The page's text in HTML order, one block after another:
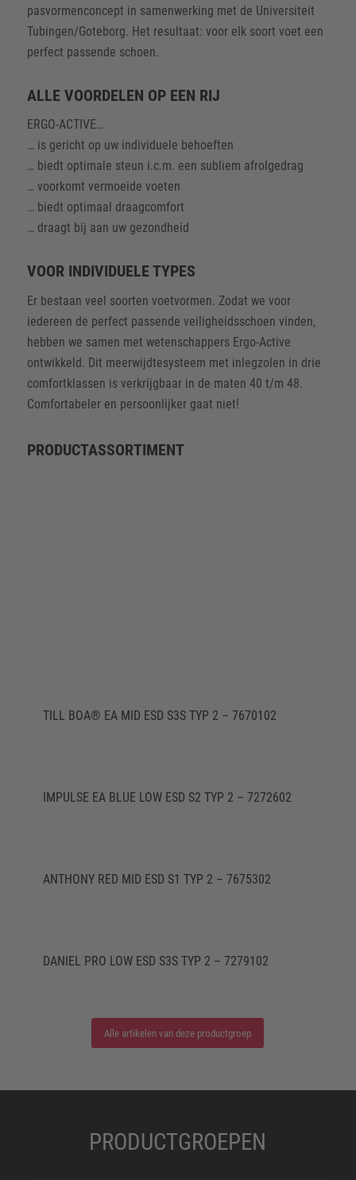
pasvormenconcept in samenwerking met de Universiteit
Tubingen/Goteborg. Het resultaat: voor elk soort voet een
perfect passende schoen.
ALLE VOORDELEN OP EEN RIJ
ERGO-ACTIVE…
… is gericht op uw individuele behoeften
… biedt optimale steun i.c.m. een subliem afrolgedrag
… voorkomt vermoeide voeten
… biedt optimaal draagcomfort
… draagt bij aan uw gezondheid
VOOR INDIVIDUELE TYPES
Er bestaan veel soorten voetvormen. Zodat we voor
iedereen de perfect passende veiligheidsschoen vinden,
hebben we samen met wetenschappers Ergo-Active
ontwikkeld. Dit meerwijdtesysteem met inlegzolen in drie
comfortklassen is verkrijgbaar in de maten 40 t/m 48.
Comfortabeler en persoonlijker gaat niet!
PRODUCT­ASSORTIMENT
TILL BOA® EA MID ESD S3S TYP 2 – 7670102
IMPULSE EA BLUE LOW ESD S2 TYP 2 – 7272602
ANTHONY RED MID ESD S1 TYP 2 – 7675302
DANIEL PRO LOW ESD S3S TYP 2 – 7279102
Alle artikelen van deze productgroep
PRODUCTGROEPEN